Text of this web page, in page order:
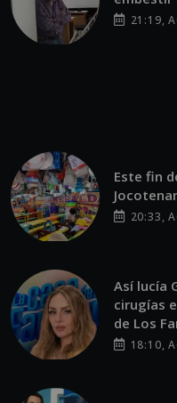
21:19,
Este fin
20:33,
Así lucía
cirugías
de Los
18:10,